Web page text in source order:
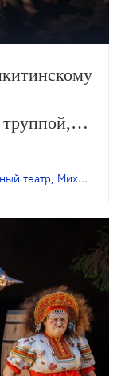
театр, Михаил Бычков